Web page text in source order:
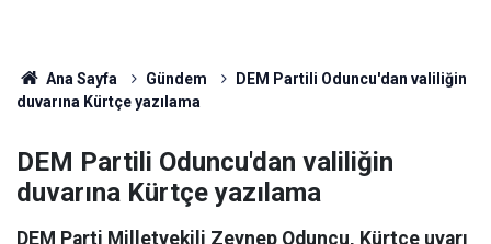
Ana Sayfa Gündem
DEM Partili Oduncu'dan valiliğin
duvarına Kürtçe yazılama
DEM Partili Oduncu'dan valiliğin
duvarına Kürtçe yazılama
DEM Parti Milletvekili Zeynep Oduncu, Kürtçe uyarı